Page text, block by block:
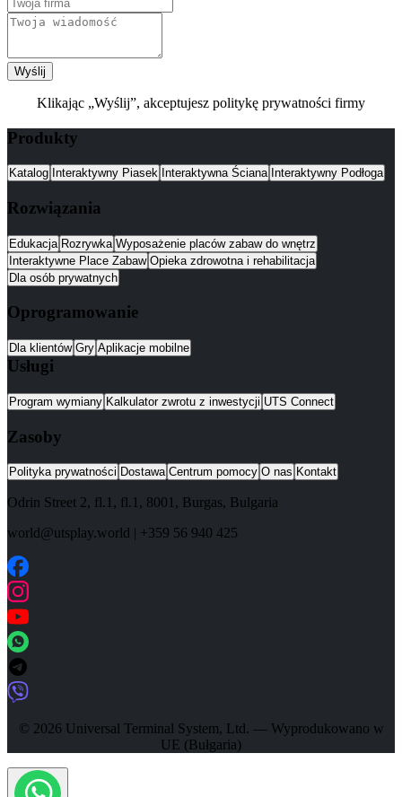
Wyślij
Klikając „Wyślij”, akceptujesz politykę prywatności firmy
Produkty
Katalog Interaktywny Piasek Interaktywna Ściana Interaktywny Podłoga
Rozwiązania
Edukacja Rozrywka Wyposażenie placów zabaw do wnętrz
Interaktywne Place Zabaw Opieka zdrowotna i rehabilitacja
Dla osób prywatnych
Oprogramowanie
Dla klientów Gry Aplikacje mobilne
Usługi
Program wymiany Kalkulator zwrotu z inwestycji UTS Connect
Zasoby
Polityka prywatności Dostawa Centrum pomocy O nas Kontakt
Odrin Street 2, fl.1 , fl.1, 8001 , Burgas, Bulgaria
world@utsplay.world | +359 56 940 425
© 2026 Universal Terminal System, Ltd. — Wyprodukowano w
UE (Bułgaria)